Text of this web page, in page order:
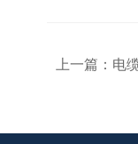
上一篇： 电